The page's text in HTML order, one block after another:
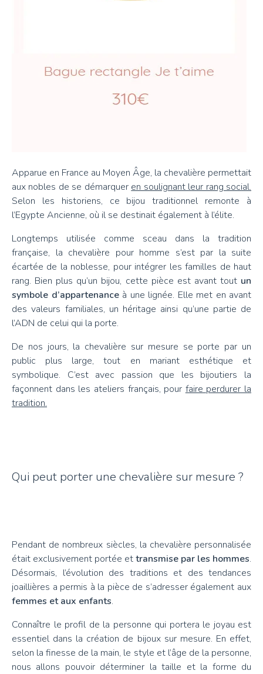
Apparue en France au Moyen Âge, la chevalière permettait
aux nobles de se démarquer en soulignant leur rang social.
Selon les historiens, ce bijou traditionnel remonte à
l’Egypte Ancienne, où il se destinait également à l’élite.
Longtemps utilisée comme sceau dans la tradition
française, la chevalière pour homme s’est par la suite
écartée de la noblesse, pour intégrer les familles de haut
rang. Bien plus qu’un bijou, cette pièce est avant tout un
symbole d’appartenanceà une lignée. Elle met en avant
des valeurs familiales, un héritage ainsi qu’une partie de
l’ADN de celui qui la porte.
De nos jours, la chevalière sur mesure se porte par un
public plus large, tout en mariant esthétique et
symbolique. C’est avec passion que les bijoutiers la
façonnent dans les ateliers français, pour faire perdurer la
tradition.
Qui peut porter une chevalière sur mesure ?
Pendant de nombreux siècles, la chevalière personnalisée
était exclusivement portée ettransmise par les hommes.
Désormais, l’évolution des traditions et des tendances
joaillières a permis à la pièce de s’adresser également aux
femmes et aux enfants.
Connaître le profil de la personne qui portera le joyau est
essentiel dans la création de bijoux sur mesure. En effet,
selon la finesse de la main, le style et l’âge de la personne,
nous allons pouvoir déterminer la taille et la forme du